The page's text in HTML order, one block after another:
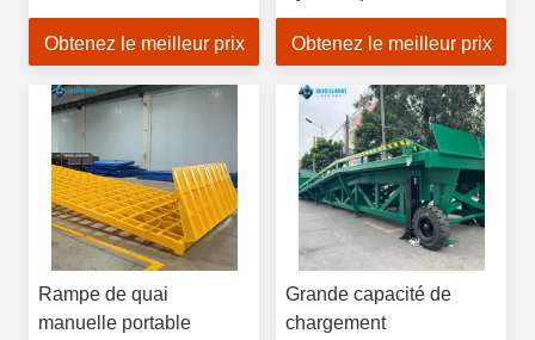
22000 lb
Obtenez le meilleur prix
chargement dock chariot
élévateur à fourche
de chantier
Obtenez le meilleur prix
Rampe de quai
manuelle portable
Grande capacité de
chargement